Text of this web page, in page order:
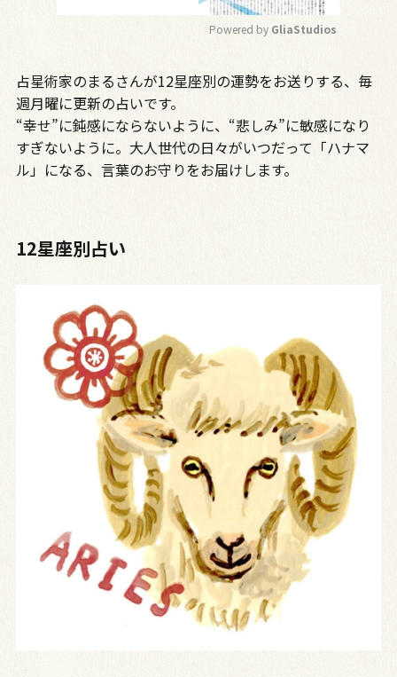
u
e
Powered by GliaStudios
占星術家のまるさんが12星座別の運勢をお送りする、毎
週月曜に更新の占いです。
“幸せ”に鈍感にならないように、“悲しみ”に敏感になり
すぎないように。大人世代の日々がいつだって「ハナマ
ル」になる、言葉のお守りをお届けします。
12星座別占い